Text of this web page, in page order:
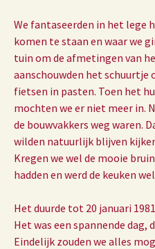
We fantaseerden in het lege
komen te staan en waar we
tuin om de afmetingen van
aanschouwden het schuurtje
fietsen in pasten. Toen het
mochten we er niet meer in.
de bouwvakkers weg waren.
wilden natuurlijk blijven
Kregen we wel de mooie
hadden en werd de keuken
Het duurde tot 20 januari
Het was een spannende dag,
Eindelijk zouden we alles